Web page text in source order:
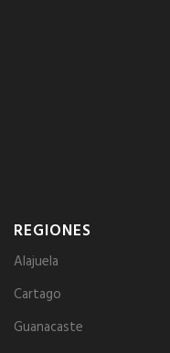
REGIONES
Alajuela
Cartago
Guanacaste